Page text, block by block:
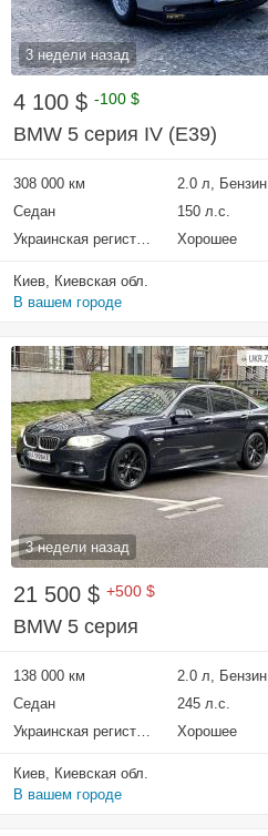
3 недели назад
4 100 $ -100 $
BMW 5 серия IV (E39)
308 000 км 2.0 л, Бензин
Седан
150 л.с.
Украинская регистрация
Хорошее
Киев, Киевская обл.
В вашем городе
3 недели назад
21 500 $ +500 $
BMW 5 серия
138 000 км 2.0 л, Бензин
Седан
245 л.с.
Украинская регистрация
Хорошее
Киев, Киевская обл.
В вашем городе